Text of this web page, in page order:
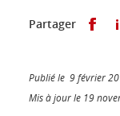
Partager
Publié le 9 février
Mis à jour le 19